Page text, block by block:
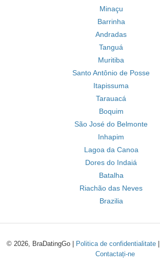
Minaçu
Barrinha
Andradas
Tanguá
Muritiba
Santo Antônio de Posse
Itapissuma
Tarauacá
Boquim
São José do Belmonte
Inhapim
Lagoa da Canoa
Dores do Indaiá
Batalha
Riachão das Neves
Brazilia
© 2026, BraDatingGo | Politica de confidentialitate
Contactați-ne